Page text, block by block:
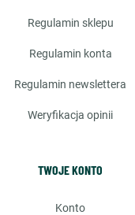
regulamin sklepu
regulamin konta
regulamin newslettera
weryfikacja opinii
TWOJE KONTO
konto